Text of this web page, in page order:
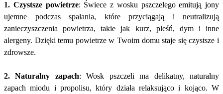
1. Czystsze powietrze: Świece z wosku pszczelego emitują jony
ujemne podczas spalania, które przyciągają i neutralizują
zanieczyszczenia powietrza, takie jak kurz, pleśń, dym i inne
alergeny. Dzięki temu powietrze w Twoim domu staje się czystsze i
zdrowsze.
2. Naturalny zapach: Wosk pszczeli ma delikatny, naturalny
zapach miodu i propolisu, który działa relaksująco i kojąco. W